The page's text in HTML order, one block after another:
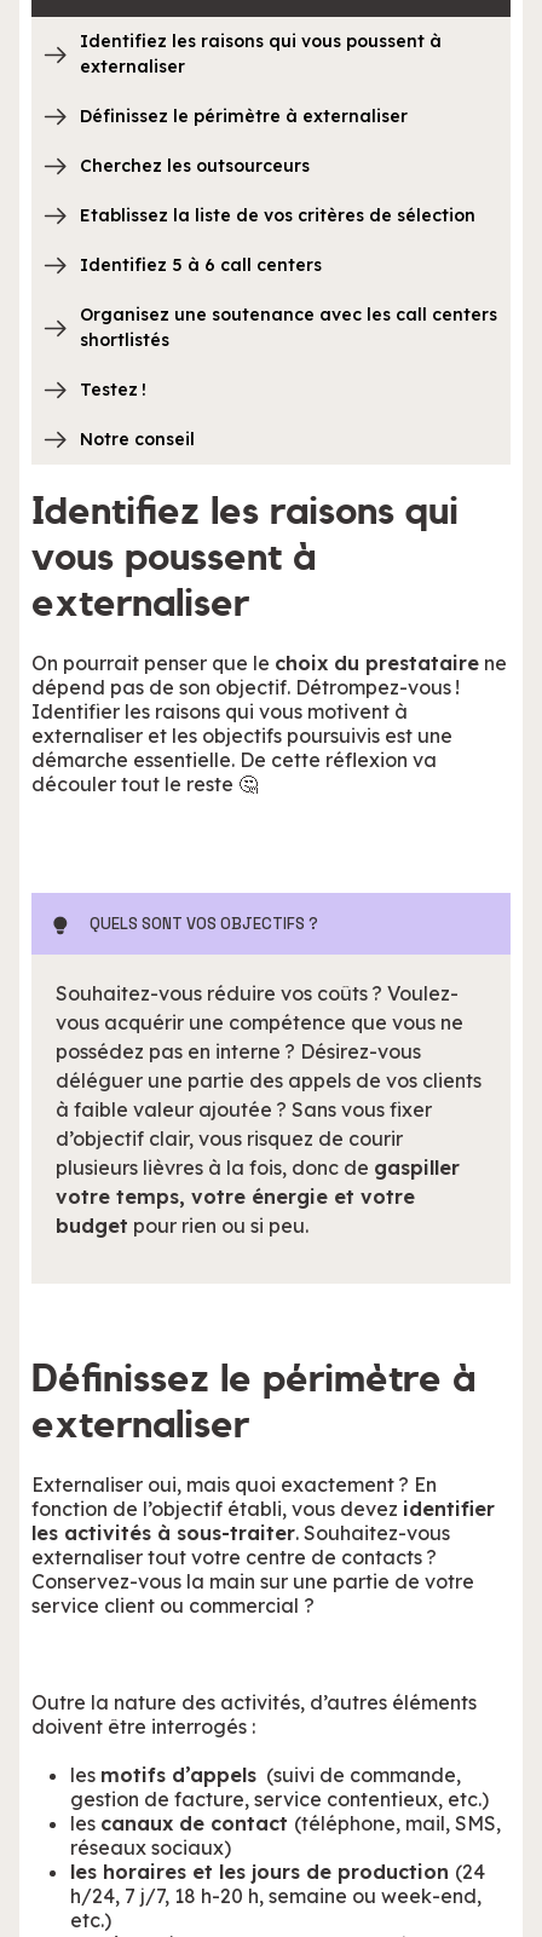
Identifiez les raisons qui vous poussent à
externaliser
Définissez le périmètre à externaliser
Cherchez les outsourceurs
Etablissez la liste de vos critères de sélection
Identifiez 5 à 6 call centers
Organisez une soutenance avec les call centers
shortlistés
Testez !
Notre conseil
Identifiez les raisons qui
vous poussent à
externaliser
On pourrait penser que le choix du prestataire ne
dépend pas de son objectif. Détrompez-vous !
Identifier les raisons qui vous motivent à
externaliser et les objectifs poursuivis est une
démarche essentielle. De cette réflexion va
découler tout le reste 🤔
QUELS SONT VOS OBJECTIFS ?
Souhaitez-vous réduire vos coûts ? Voulez-
vous acquérir une compétence que vous ne
possédez pas en interne ? Désirez-vous
déléguer une partie des appels de vos clients
à faible valeur ajoutée ? Sans vous fixer
d’objectif clair, vous risquez de courir
plusieurs lièvres à la fois, donc de gaspiller
votre temps, votre énergie et votre
budget pour rien ou si peu.
Définissez le périmètre à
externaliser
Externaliser oui, mais quoi exactement ? En
fonction de l’objectif établi, vous devez identifier
les activités à sous-traiter. Souhaitez-vous
externaliser tout votre centre de contacts ?
Conservez-vous la main sur une partie de votre
service client ou commercial ?
Outre la nature des activités, d’autres éléments
doivent être interrogés :
les motifs d’appels (suivi de commande,
gestion de facture, service contentieux, etc.)
les canaux de contact (téléphone, mail, SMS,
réseaux sociaux)
les horaires et les jours de production (24
h/24, 7 j/7, 18 h-20 h, semaine ou week-end,
etc.)